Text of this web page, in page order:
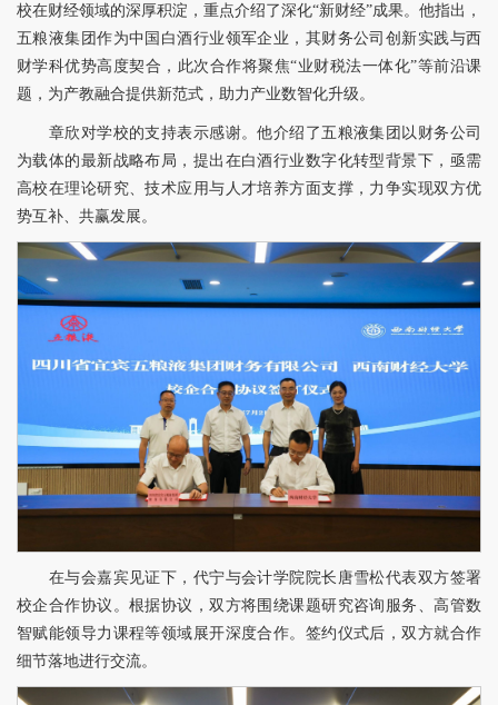
校在财经领域的深厚积淀，重点介绍了深化“新财经”成果。他指出，
五粮液集团作为中国白酒行业领军企业，其财务公司创新实践与西
财学科优势高度契合，此次合作将聚焦“业财税法一体化”等前沿课
题，为产教融合提供新范式，助力产业数智化升级。
章欣对学校的支持表示感谢。他介绍了五粮液集团以财务公司
为载体的最新战略布局，提出在白酒行业数字化转型背景下，亟需
高校在理论研究、技术应用与人才培养方面支撑，力争实现双方优
势互补、共赢发展。
在与会嘉宾见证下，代宁与会计学院院长唐雪松代表双方签署
校企合作协议。根据协议，双方将围绕课题研究咨询服务、高管数
智赋能领导力课程等领域展开深度合作。签约仪式后，双方就合作
细节落地进行交流。